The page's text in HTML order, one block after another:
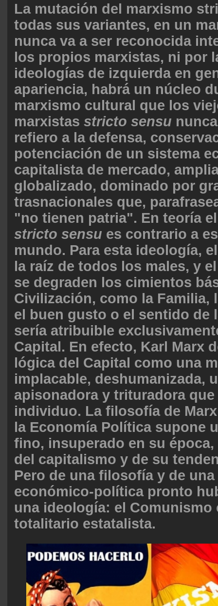
La mutación del marxismo
todas sus variantes, en un
nunca va a ser reconocida
los propios marxistas, ni por
ideologías de izquierda en
apariencia, habrá un núcleo
marxismo cultural que los
marxistas stricto sensu
refiero a la defensa,
potenciación de un sistema
capitalista de mercado,
globalizado, dominado por
trasnacionales que,
"no tienen patria". En teoría
stricto sensu es contrario a
mundo. Para esta ideología,
la raíz de todos los males, y
se degraden los cimientos
Civilización, como la Familia,
el buen gusto o el sentido de
sería atribuible
Capital. En efecto, Karl Marx
lógica del Capital como una
implacable, deshumanizada,
apisonadora y trituradora que
individuo. La filosofía de
la Economía Política supone
fino, insuperado en su
del capitalismo y de su
Pero de una filosofía y de
económico-política pronto
una ideología: el
totalitario estatalista.